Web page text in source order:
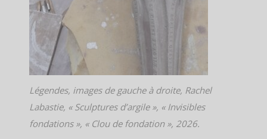
Légendes, images de gauche à droite, Rachel
Labastie, « Sculptures d’argile », « Invisibles
fondations », « Clou de fondation », 2026.